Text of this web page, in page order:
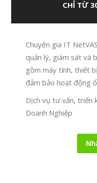
CHỈ TỪ
Chuyên gia IT
quản lý, giám sát và
gồm máy tính, thiết
đảm bảo hoạt động
Dịch vụ tư vấn, triển
Doanh Nghiệp